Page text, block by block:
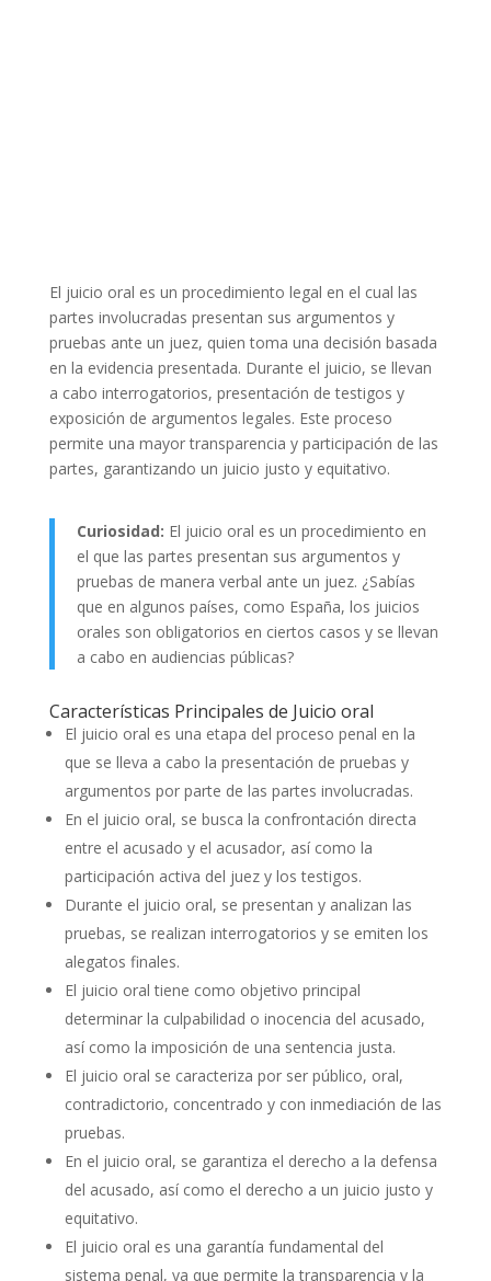
El juicio oral es un procedimiento legal en el cual las
partes involucradas presentan sus argumentos y
pruebas ante un juez, quien toma una decisión basada
en la evidencia presentada. Durante el juicio, se llevan
a cabo interrogatorios, presentación de testigos y
exposición de argumentos legales. Este proceso
permite una mayor transparencia y participación de las
partes, garantizando un juicio justo y equitativo.
Curiosidad: El juicio oral es un procedimiento en
el que las partes presentan sus argumentos y
pruebas de manera verbal ante un juez. ¿Sabías
que en algunos países, como España, los juicios
orales son obligatorios en ciertos casos y se llevan
a cabo en audiencias públicas?
Características Principales de Juicio oral
El juicio oral es una etapa del proceso penal en la
que se lleva a cabo la presentación de pruebas y
argumentos por parte de las partes involucradas.
En el juicio oral, se busca la confrontación directa
entre el acusado y el acusador, así como la
participación activa del juez y los testigos.
Durante el juicio oral, se presentan y analizan las
pruebas, se realizan interrogatorios y se emiten los
alegatos finales.
El juicio oral tiene como objetivo principal
determinar la culpabilidad o inocencia del acusado,
así como la imposición de una sentencia justa.
El juicio oral se caracteriza por ser público, oral,
contradictorio, concentrado y con inmediación de las
pruebas.
En el juicio oral, se garantiza el derecho a la defensa
del acusado, así como el derecho a un juicio justo y
equitativo.
El juicio oral es una garantía fundamental del
sistema penal, ya que permite la transparencia y la